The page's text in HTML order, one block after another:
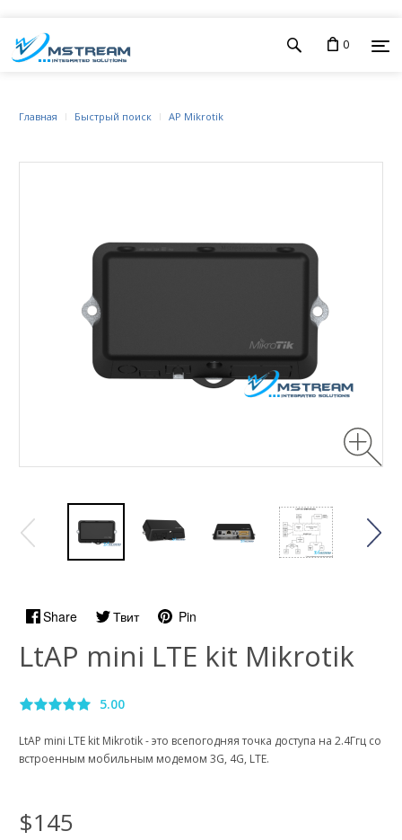
0
Главная Быстрый поиск AP Mikrotik
Share Твит Pin
LtAP mini LTE kit Mikrotik
5.00
LtAP mini LTE kit Mikrotik - это всепогодняя точка доступа на 2.4Ггц со
встроенным мобильным модемом 3G, 4G, LTE.
$145